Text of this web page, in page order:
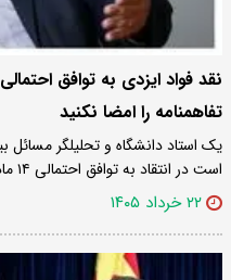
تفاهمنامه را امضا نکنید
یک استاد دانشگاه و تحلیلگر مسائل
است در انتقاد به توافق احتمالی ۱۴ ماده‌ای…
۲۲ خرداد ۱۴۰۵